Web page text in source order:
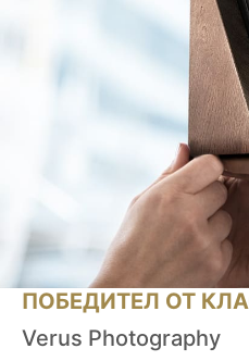
ПОБЕДИТЕЛ ОТ
Verus Photography